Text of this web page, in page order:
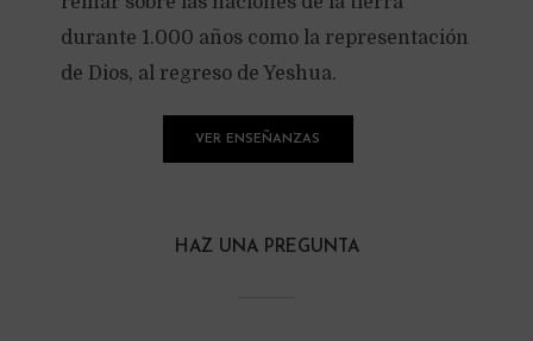
durante 1.000 años como la representación
de Dios, al regreso de Yeshua.
VER ENSEÑANZAS
HAZ UNA PREGUNTA